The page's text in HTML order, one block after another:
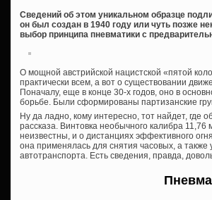
Сведений об этом уникальном образце
он был создан в 1940 году или чуть позже
выбор принципа пневматики с
О мощной австрийской нацистской «пятой
практически всем, а вот о существовании
Поначалу, еще в конце 30-х годов, оно в
борьбе. Были сформированы партизанские
Ну да ладно, кому интересно, тот найдет, где
рассказа. Винтовка необычного калибра
неизвестны, и о дистанциях эффективного
она применялась для снятия часовых, а
автотранспорта. Есть сведения, правда,